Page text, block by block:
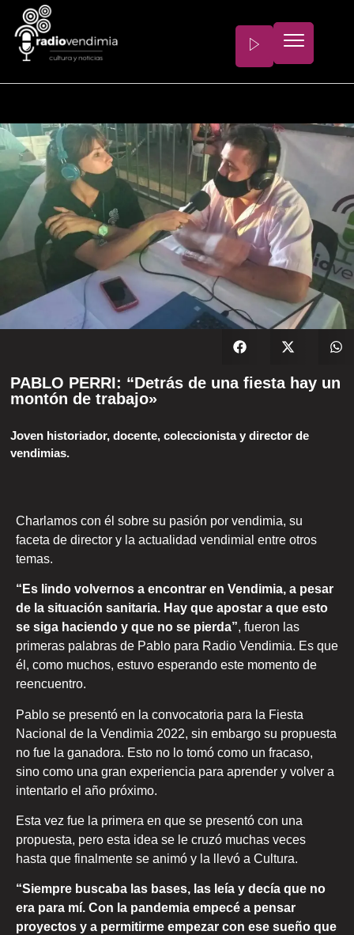
PABLO PERRI: “Detrás de una fiesta hay un
montón de trabajo»
Joven historiador, docente, coleccionista y director de
vendimias.
Charlamos con él sobre su pasión por vendimia, su
faceta de director y la actualidad vendimial entre otros
temas.
“Es lindo volvernos a encontrar en Vendimia, a pesar
de la situación sanitaria. Hay que apostar a que esto
se siga haciendo y que no se pierda”, fueron las
primeras palabras de Pablo para Radio Vendimia. Es que
él, como muchos, estuvo esperando este momento de
reencuentro.
Pablo se presentó en la convocatoria para la Fiesta
Nacional de la Vendimia 2022, sin embargo su propuesta
no fue la ganadora. Esto no lo tomó como un fracaso,
sino como una gran experiencia para aprender y volver a
intentarlo el año próximo.
Esta vez fue la primera en que se presentó con una
propuesta, pero esta idea se le cruzó muchas veces
hasta que finalmente se animó y la llevó a Cultura.
“Siempre buscaba las bases, las leía y decía que no
era para mí. Con la pandemia empecé a pensar
proyectos y a permitirme empezar con ese sueño que